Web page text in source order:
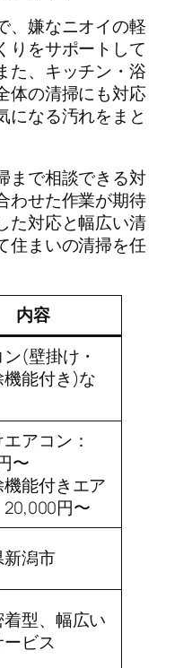
、嫌なニオイの軽
りをサポートして
た、キッチン・浴
体の清掃にも対応
になる汚れをまと
まで相談できる対
わせた作業が期待
た対応と幅広い清
住まいの清掃を任
内容
(壁掛け・
能付き)な
アコン：
〜
能付きエア
20,000円〜
潟市
型、幅広い
ビス